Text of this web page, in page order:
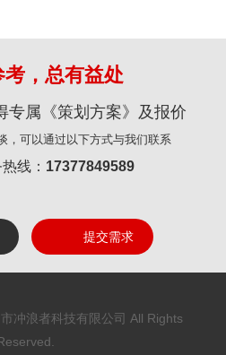
考，总有益处
专属《策划方案》及报价
，可以通过以下方式与我们联系
线： 17377849589
提交需求
冲浪者科技有限公司 All Rights